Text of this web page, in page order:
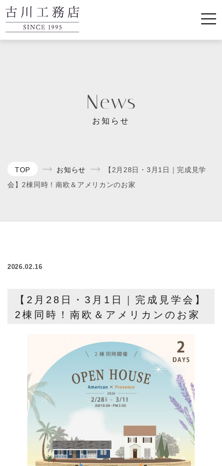
News
お知らせ
TOP お知らせ
【2月28日・3月1日｜完成見学
会】2棟同時！南欧＆アメリカンのお家
2026.02.16
【2月28日・3月1日｜完成見学会】
2棟同時！南欧＆アメリカンのお家